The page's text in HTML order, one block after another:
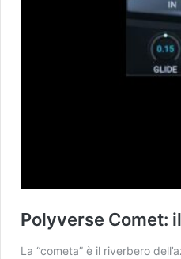
Polyverse Comet:
La “cometa” è il riverbero